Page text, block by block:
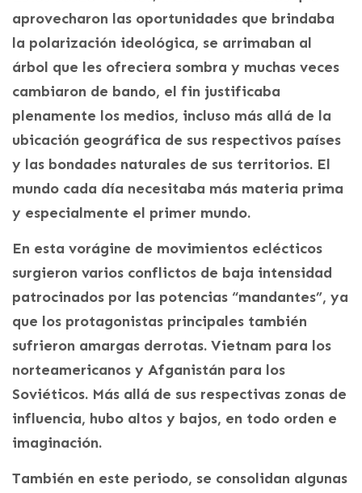
aprovecharon las oportunidades que brindaba
la polarización ideológica, se arrimaban al
árbol que les ofreciera sombra y muchas veces
cambiaron de bando, el fin justificaba
plenamente los medios, incluso más allá de la
ubicación geográfica de sus respectivos países
y las bondades naturales de sus territorios. El
mundo cada día necesitaba más materia prima
y especialmente el primer mundo.
En esta vorágine de movimientos eclécticos
surgieron varios conflictos de baja intensidad
patrocinados por las potencias “mandantes”, ya
que los protagonistas principales también
sufrieron amargas derrotas. Vietnam para los
norteamericanos y Afganistán para los
Soviéticos. Más allá de sus respectivas zonas de
influencia, hubo altos y bajos, en todo orden e
imaginación.
También en este periodo, se consolidan algunas